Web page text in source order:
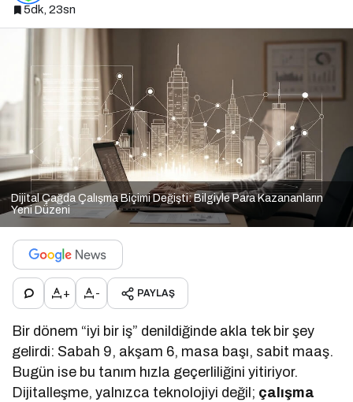
5dk, 23sn
Dijital Çağda Çalışma Biçimi Değişti: Bilgiyle Para Kazananların
Yeni Düzeni
+ - PAYLAŞ
Bir dönem “iyi bir iş” denildiğinde akla tek bir şey
gelirdi: Sabah 9, akşam 6, masa başı, sabit maaş.
Bugün ise bu tanım hızla geçerliliğini yitiriyor.
Dijitalleşme, yalnızca teknolojiyi değil; çalışma